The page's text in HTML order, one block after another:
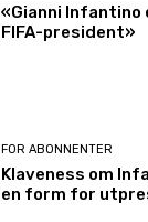
«Gianni
FIFA-president»
FOR ABONNENTER
Klaveness om
en form for